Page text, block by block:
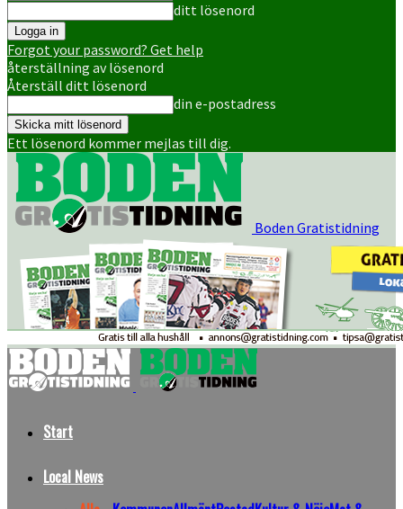
ditt lösenord
Forgot your password? Get help
återställning av lösenord
Återställ ditt lösenord
din e-postadress
Ett lösenord kommer mejlas till dig.
Boden Gratistidning
Start
Local News